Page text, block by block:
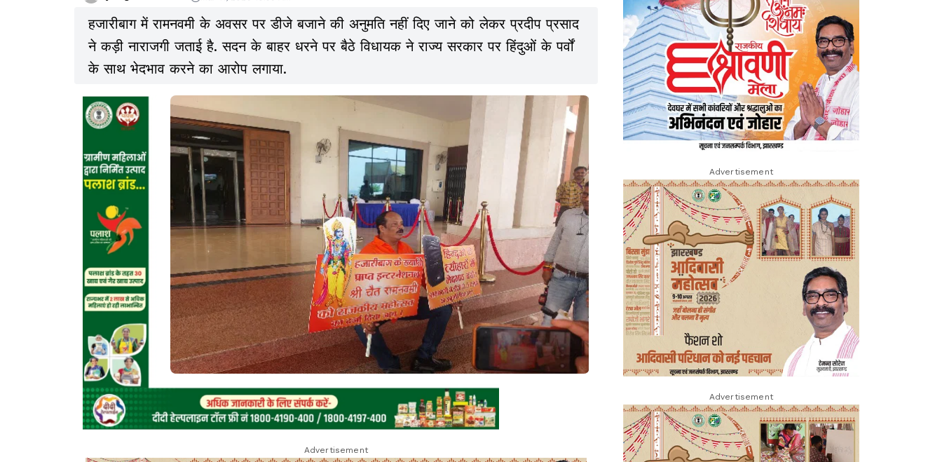
हजारीबाग में रामनवमी के अवसर पर डीजे बजाने की अनुमति नहीं दिए जाने को लेकर प्रदीप प्रसाद
ने कड़ी नाराजगी जताई है. सदन के बाहर धरने पर बैठे विधायक ने राज्य सरकार पर हिंदुओं के पर्वों
के साथ भेदभाव करने का आरोप लगाया.
Advertisement
Advertisement
Advertisement